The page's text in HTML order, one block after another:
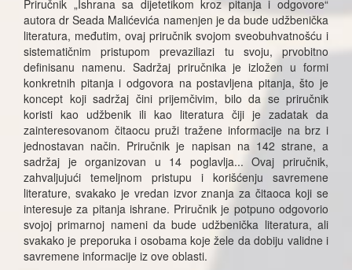
Priručnik „Ishrana sa dijetetikom kroz pitanja i odgovore“
autora dr Seada Malićevića namenjen je da bude udžbenička
literatura, međutim, ovaj priručnik svojom sveobuhvatnošću i
sistematičnim pristupom prevaziliazi tu svoju, prvobitno
definisanu namenu. Sadržaj priručnika je izložen u formi
konkretnih pitanja i odgovora na postavljena pitanja, što je
koncept koji sadržaj čini prijemčivim, bilo da se priručnik
koristi kao udžbenik ili kao literatura čiji je zadatak da
zainteresovanom čitaocu pruži tražene informacije na brz i
jednostavan način. Priručnik je napisan na 142 strane, a
sadržaj je organizovan u 14 poglavlja... Ovaj priručnik,
zahvaljujući temeljnom pristupu i korišćenju savremene
literature, svakako je vredan izvor znanja za čitaoca koji se
interesuje za pitanja ishrane. Priručnik je potpuno odgovorio
svojoj primarnoj nameni da bude udžbenička literatura, ali
svakako je preporuka i osobama koje žele da dobiju validne i
savremene informacije iz ove oblasti.